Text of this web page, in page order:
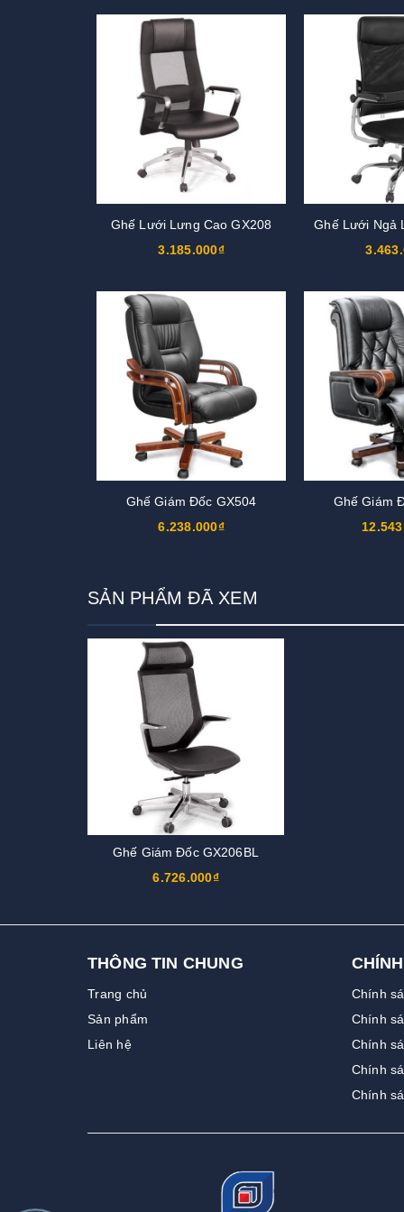
Ghế Lưới Lưng Cao GX208
3.185.000₫
Ghế Lưới Ngả
Ghế Giám Đốc GX504
6.238.000₫
Ghế Giám
SẢN PHẨM ĐÃ XEM
Ghế Giám Đốc GX206BL
6.726.000₫
THÔNG TIN CHUNG
Trang chủ
Sản phẩm
Liên hệ
Chính
Chính
Chính
Chính
Chính